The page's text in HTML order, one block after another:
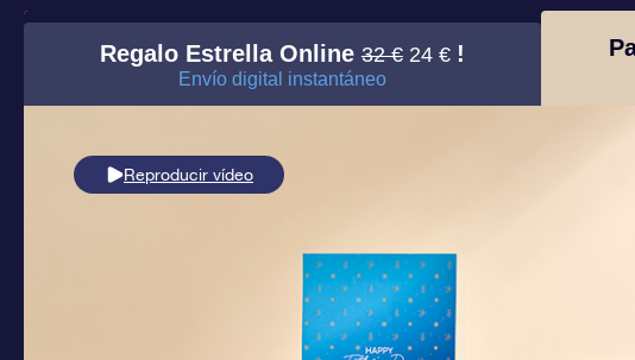
Regalo Estrella Online32 € 24 € !
Envío digital instantáneo
Reproducir vídeo